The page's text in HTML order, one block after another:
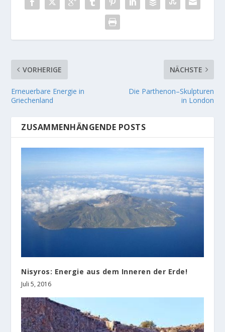
VORHERIGE
Erneuerbare Energie in
Griechenland
NÄCHSTE
Die Parthenon–Skulpturen
in London
ZUSAMMENHÄNGENDE POSTS
Nisyros: Energie aus dem Inneren der Erde!
Juli 5, 2016